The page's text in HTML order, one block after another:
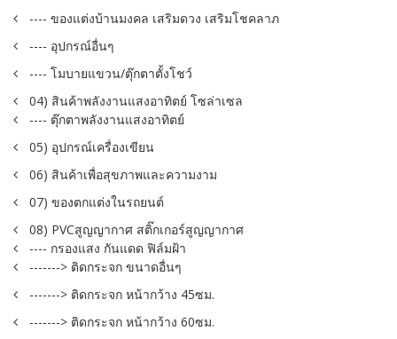
---- ของแต่งบ้านมงคล เสริมดวง เสริมโชคลาภ
---- อุปกรณ์อื่นๆ
---- โมบายแขวน/ตุ๊กตาตั้งโชว์
04) สินค้าพลังงานแสงอาทิตย์ โซล่าเซล
---- ตุ๊กตาพลังงานแสงอาทิตย์
05) อุปกรณ์เครื่องเขียน
06) สินค้าเพื่อสุขภาพและความงาม
07) ของตกแต่งในรถยนต์
08) PVCสูญญากาศ สติ๊กเกอร์สูญญากาศ
---- กรองแสง กันแดด ฟิล์มฝ้า
-------> ติดกระจก ขนาดอื่นๆ
-------> ติดกระจก หน้ากว้าง 45ซม.
-------> ติดกระจก หน้ากว้าง 60ซม.